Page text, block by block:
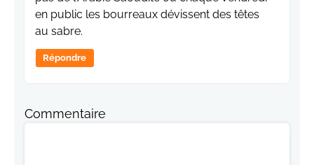
en public les bourreaux dévissent des têtes
au sabre.
Répondre
Commentaire